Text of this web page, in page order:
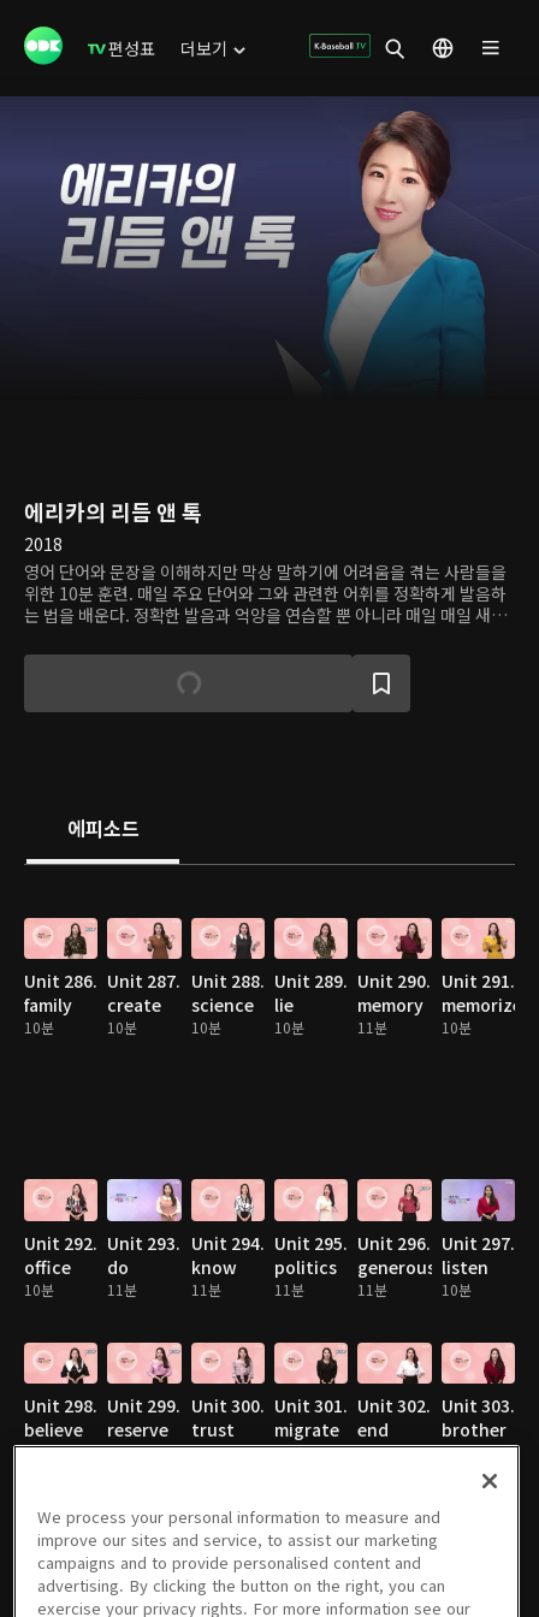
편성표 더보기
에리카의 리듬 앤 톡
2018
영어 단어와 문장을 이해하지만 막상 말하기에 어려움을 겪는 사람들을
위한 10분 훈련. 매일 주요 단어와 그와 관련한 어휘를 정확하게 발음하
는 법을 배운다. 정확한 발음과 억양을 연습할 뿐 아니라 매일 매일 새로
에피소드
Unit 286.
family
10분
Unit 287.
create
10분
Unit 288.
science
10분
Unit 289.
lie
10분
Unit 290.
memory
11분
Unit 291.
memorize
10분
Unit 292.
office
10분
Unit 293.
do
11분
Unit 294.
know
11분
Unit 295.
politics
11분
Unit 296.
generous
11분
Unit 297.
listen
10분
Unit 298.
believe
10분
Unit 299.
reserve
11분
Unit 300.
trust
10분
Unit 301.
migrate
11분
Unit 302.
end
11분
Unit 303.
brother
10분
Unit 304.
mom
Unit 305.
explode
Unit 306.
monster
Unit 307.
modern
Unit 308.
envelope educated
We process your personal information to measure and
improve our sites and service, to assist our marketing
campaigns and to provide personalised content and
advertising. By clicking the button on the right, you can
exercise your privacy rights. For more information see our